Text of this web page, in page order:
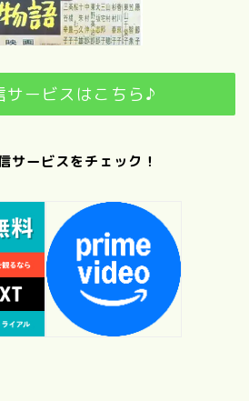
サービスはこちら♪
サービスをチェック！